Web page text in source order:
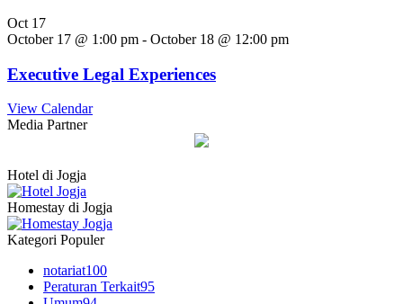
Oct 17
October 17 @ 1:00 pm - October 18 @ 12:00 pm
Executive Legal Experiences
View Calendar
Media Partner
Hotel di Jogja
Homestay di Jogja
Kategori Populer
notariat100
Peraturan Terkait95